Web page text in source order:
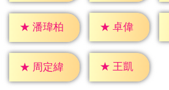
★ 潘瑋柏 ★ 卓偉
★ 周定緯 ★ 王凱